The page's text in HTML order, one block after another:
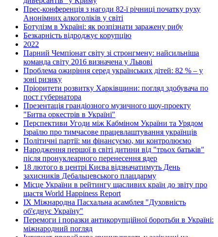
Прес-конференція з нагоди 82-ї річниці початку руху
Анонімних алкоголіків у світі
Ботулізм в Україні: як розпізнати заражену рибу
Безкарність відроджує корупцію
2022
Парний Чемпіонат світу зі стронгмену: найсильніша
команда світу 2016 визначена у Львові
Проблема ожиріння серед українських дітей: 82 % – у
зоні ризику
Пріоритети розвитку Харківщини: погляд здобувача по
пост губернатора
Презентація грандіозного музичного шоу-проекту
"Битва оркестрів в Україні"
Перспективи Угоди між Кабміном України та Урядом
Ізраїлю про тимчасове працевлаштування українців
Політичні партії: ми фінансуємо, ми контролюємо
Народження першої в світі дитини від "трьох батьків"
після пронуклеарного перенесення ядер
18 лютого в центрі Києва відзначатимуть День
захисників Дебальцевського плацдарму
Місце України в рейтингу щасливих країн до звіту про
щастя World Happiness Report
ІХ Міжнародна Пасхальна асамблея "Духовність
об'єднує Україну"
Перемоги і поразки антикорупційної боротьби в Україні:
міжнародний погляд